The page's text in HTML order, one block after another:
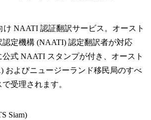
け NAATI 認証翻訳サービス。オースト
定機構 (NAATI) 認定翻訳者が対応
公式 NAATI スタンプが付き、オースト
およびニュージーランド移民局のすべ
受理されます。
Siam)